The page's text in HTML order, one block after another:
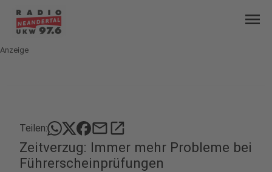
menu
Anzeige
Teilen: mailopen_in_new
Zeitverzug: Immer mehr Probleme bei
Führerscheinprüfungen